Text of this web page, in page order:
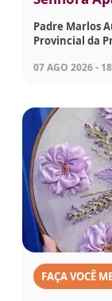
Padre Marlos
Provincial da
07 AGO 2026 -
FAÇA VOCÊ